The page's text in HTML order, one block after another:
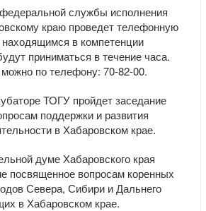
службы исполнения
краю проведет телефонную
в компетенции
приниматься в течение часа.
по телефону: 70-82-00.
ТОГУ пройдет заседание
поддержки и развития
в Хабаровском крае.
думе Хабаровского края
посвященное вопросам коренных
Севера, Сибири и Дальнего
в Хабаровском крае.